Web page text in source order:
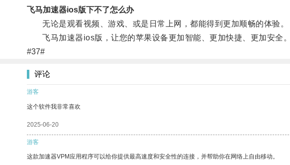
飞马加速器ios版下不了怎么办
无论是观看视频、游戏、或是日常上网，都能得到更加顺畅的体验。
飞马加速器ios版，让您的苹果设备更加智能、更加快捷、更加安全。
#37#
评论
游客
这个软件我非常喜欢
2025-06-20
游客
这款加速器VPM应用程序可以给你提供最高速度和安全性的连接，并帮助你在网络上自由移动。